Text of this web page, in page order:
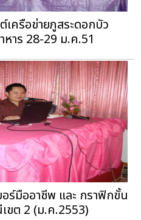
เครือข่ายภูสระดอกบัว
าร 28-29 ม.ค.51
ร์มืออาชีพ และ กราฟิกขั้น
ขต 2 (ม.ค.2553)